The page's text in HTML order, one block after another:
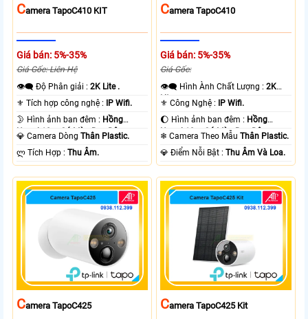
CAmera TapoC410 KIT
Giá bán: 5%-35%
Giá Gốc: Liên Hệ
👁️‍🗨 Độ Phân giải :2K Lite .
⚜️ Tích hợp công nghệ :
IP Wifi.
🌛 Hình ảnh ban đêm : Hồng
Ngoại 10m Có Màu Ban Ðêm.
💎 Camera DòngThân Plastic.
️ლ Tích Hợp :Thu Âm.
CAmera TapoC410
Giá bán: 5%-35%
Giá Gốc:
👁️‍🗨 Hình Ành Chất Lượng :2K
Lite .
⚜️ Công Nghệ :
IP Wifi.
🌔 Hình ảnh ban đêm : Hồng
Ngoại 10m Có Màu Ban Ðêm.
❄ Camera Theo MẫuThân Plastic.
️💎 Điểm Nỗi Bật :Thu Âm Và Loa.
CAmera TapoC425 CAmera TapoC425 Kit